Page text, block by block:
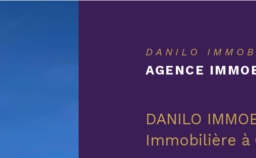
DANILO
AGENCE
DANILO
Immobilière à